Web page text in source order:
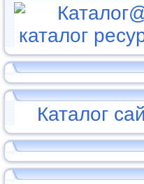
Каталог